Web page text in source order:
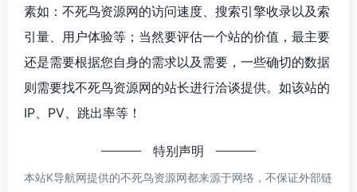
素如：不死鸟资源网的访问速度、搜索引擎收录以及索
引量、用户体验等；当然要评估一个站的价值，最主要
还是需要根据您自身的需求以及需要，一些确切的数据
则需要找不死鸟资源网的站长进行洽谈提供。如该站的
IP、PV、跳出率等！
特别声明
本站K导航网提供的不死鸟资源网都来源于网络，不保证外部链